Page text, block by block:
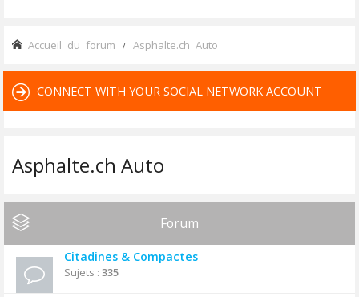
Accueil du forum Asphalte.ch Auto
CONNECT WITH YOUR SOCIAL NETWORK ACCOUNT
Asphalte.ch Auto
Forum
Citadines & Compactes
Sujets : 335